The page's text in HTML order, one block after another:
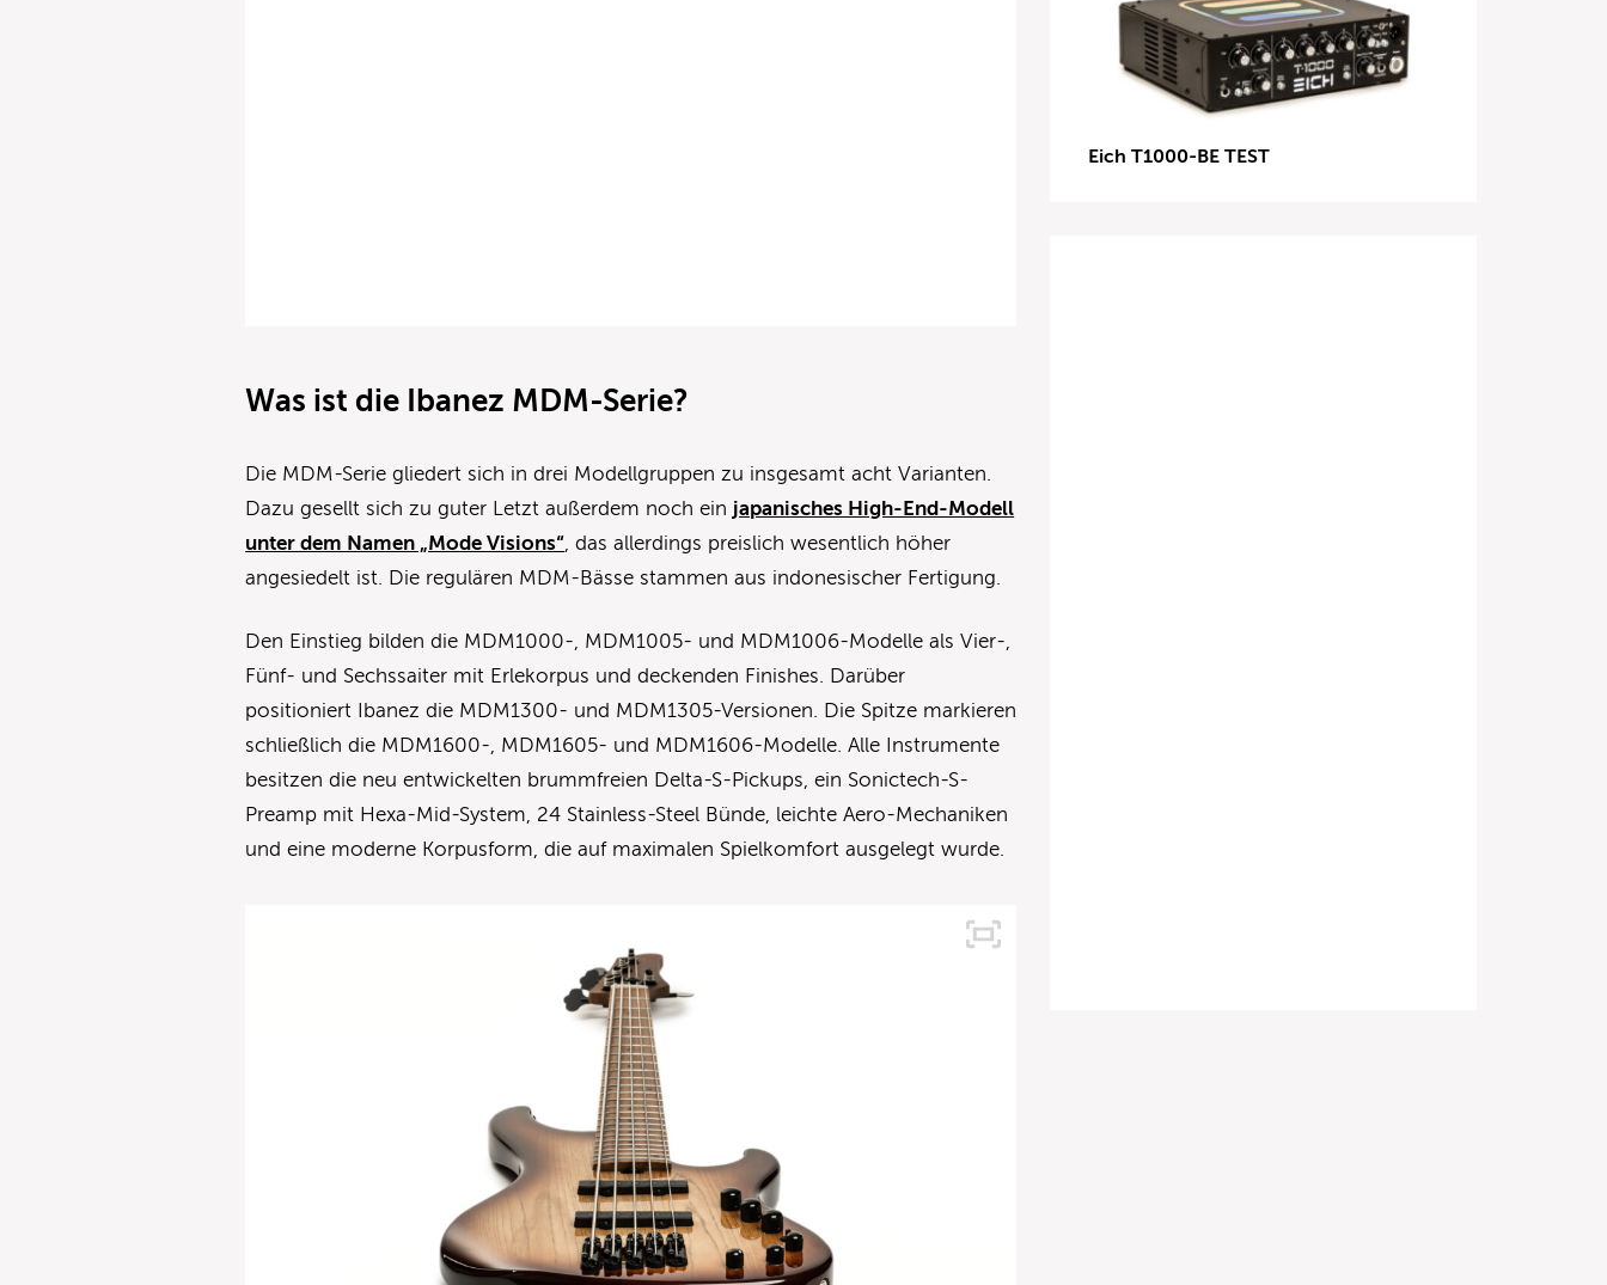
Was ist die Ibanez MDM-Serie?
Die MDM-Serie gliedert sich in drei Modellgruppen zu insgesamt acht Varianten.
Dazu gesellt sich zu guter Letzt außerdem noch ein japanisches High-End-Modell
unter dem Namen „Mode Visions“, das allerdings preislich wesentlich höher
angesiedelt ist. Die regulären MDM-Bässe stammen aus indonesischer Fertigung.
Den Einstieg bilden die MDM1000-, MDM1005- und MDM1006-Modelle als Vier-,
Fünf- und Sechssaiter mit Erlekorpus und deckenden Finishes. Darüber
positioniert Ibanez die MDM1300- und MDM1305-Versionen. Die Spitze markieren
schließlich die MDM1600-, MDM1605- und MDM1606-Modelle. Alle Instrumente
besitzen die neu entwickelten brummfreien Delta-S-Pickups, ein Sonictech-S-
Preamp mit Hexa-Mid-System, 24 Stainless-Steel Bünde, leichte Aero-Mechaniken
und eine moderne Korpusform, die auf maximalen Spielkomfort ausgelegt wurde.
Eich T1000-BE TEST